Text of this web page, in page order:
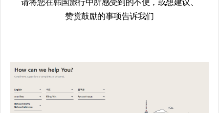
请将您在韩国旅行中所感受到的不便，或想建议、
赞赏鼓励的事项告诉我们